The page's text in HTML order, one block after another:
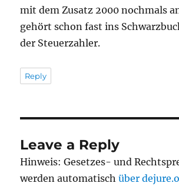
mit dem Zusatz 2000 nochmals
gehört schon fast ins
der Steuerzahler.
Reply
Leave a Reply
Hinweis: Gesetzes- und
werden automatischüber